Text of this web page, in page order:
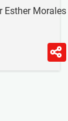
Esther Morales